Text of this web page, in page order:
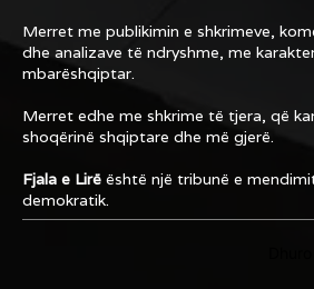
Merret me publikimin e shkrimeve,
dhe analizave të ndryshme, me
mbarëshqiptar.
Merret edhe me shkrime të tjera, që
shoqërinë shqiptare dhe më gjerë.
Fjala e Lirë është një tribunë e
demokratik.